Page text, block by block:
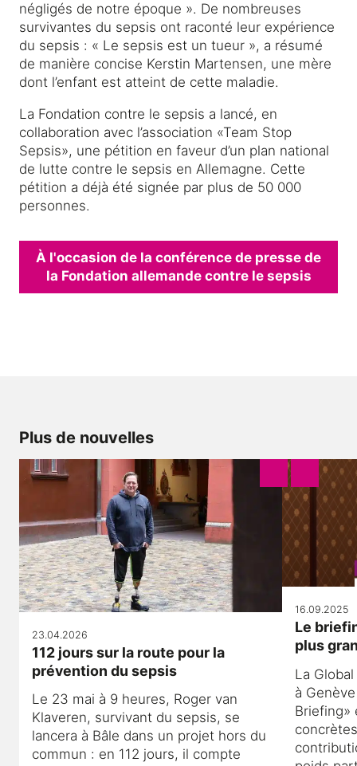
négligés de notre époque ». De nombreuses
survivantes du sepsis ont raconté leur expérience
du sepsis : « Le sepsis est un tueur », a résumé
de manière concise Kerstin Martensen, une mère
dont l’enfant est atteint de cette maladie.
La Fondation contre le sepsis a lancé, en
collaboration avec l’association «Team Stop
Sepsis», une pétition en faveur d’un plan national
de lutte contre le sepsis en Allemagne. Cette
pétition a déjà été signée par plus de 50 000
personnes.
À l'occasion de la conférence de presse de
la Fondation allemande contre le sepsis
Plus de nouvelles
23.04.2026
112 jours sur la route pour la
prévention du sepsis
Le 23 mai à 9 heures, Roger van
Klaveren, survivant du sepsis, se
lancera à Bâle dans un projet hors du
commun : en 112 jours, il compte
16.09.2025
Le
plus
La
à
Briefing»